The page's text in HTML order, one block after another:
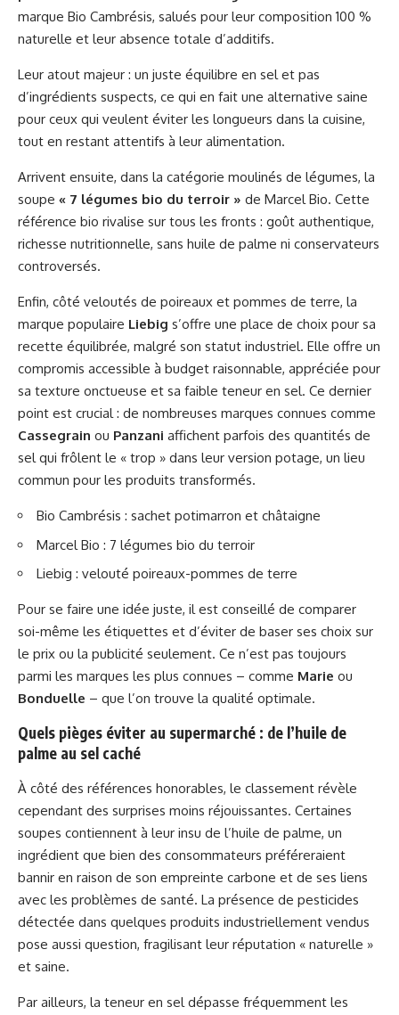
marque Bio Cambrésis, salués pour leur composition 100 %
naturelle et leur absence totale d’additifs.
Leur atout majeur : un juste équilibre en sel et pas
d’ingrédients suspects, ce qui en fait une alternative saine
pour ceux qui veulent éviter les longueurs dans la cuisine,
tout en restant attentifs à leur alimentation.
Arrivent ensuite, dans la catégorie moulinés de légumes, la
soupe « 7 légumes bio du terroir » de Marcel Bio. Cette
référence bio rivalise sur tous les fronts : goût authentique,
richesse nutritionnelle, sans huile de palme ni conservateurs
controversés.
Enfin, côté veloutés de poireaux et pommes de terre, la
marque populaire Liebig s’offre une place de choix pour sa
recette équilibrée, malgré son statut industriel. Elle offre un
compromis accessible à budget raisonnable, appréciée pour
sa texture onctueuse et sa faible teneur en sel. Ce dernier
point est crucial : de nombreuses marques connues comme
Cassegrain ou Panzani affichent parfois des quantités de
sel qui frôlent le « trop » dans leur version potage, un lieu
commun pour les produits transformés.
Bio Cambrésis : sachet potimarron et châtaigne
Marcel Bio : 7 légumes bio du terroir
Liebig : velouté poireaux-pommes de terre
Pour se faire une idée juste, il est conseillé de comparer
soi-même les étiquettes et d’éviter de baser ses choix sur
le prix ou la publicité seulement. Ce n’est pas toujours
parmi les marques les plus connues – comme Marie ou
Bonduelle – que l’on trouve la qualité optimale.
Quels pièges éviter au supermarché : de l’huile de
palme au sel caché
À côté des références honorables, le classement révèle
cependant des surprises moins réjouissantes. Certaines
soupes contiennent à leur insu de l’huile de palme, un
ingrédient que bien des consommateurs préféreraient
bannir en raison de son empreinte carbone et de ses liens
avec les problèmes de santé. La présence de pesticides
détectée dans quelques produits industriellement vendus
pose aussi question, fragilisant leur réputation « naturelle »
et saine.
Par ailleurs, la teneur en sel dépasse fréquemment les